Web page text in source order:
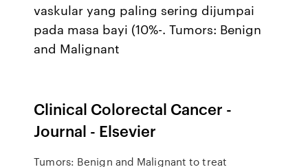
vaskular yang paling sering dijumpai
pada masa bayi (10%-. Tumors: Benign
and Malignant
Clinical Colorectal Cancer -
Journal - Elsevier
Tumors: Benign and Malignant to treat